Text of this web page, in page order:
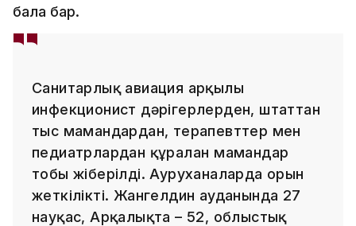
бала бар.
Санитарлық авиация арқылы
инфекционист дәрігерлерден, штаттан
тыс мамандардан, терапевттер мен
педиатрлардан құралған мамандар
тобы жіберілді. Ауруханаларда орын
жеткілікті. Жангелдин ауданында 27
науқас, Арқалықта – 52, облыстық